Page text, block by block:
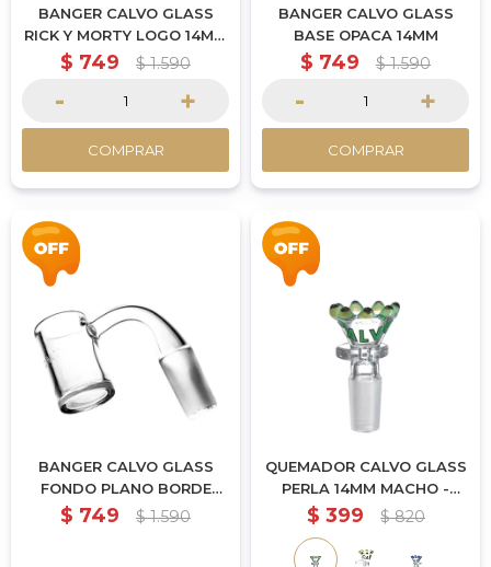
BANGER CALVO GLASS
RICK Y MORTY LOGO 14MM
MACHO
$ 749 $ 1.590
- +
COMPRAR
BANGER CALVO GLASS
BASE OPACA 14MM
$ 749 $ 1.590
- +
COMPRAR
BANGER CALVO GLASS
FONDO PLANO BORDE
BISEL 14MM MACHO
$ 749 $ 1.590
QUEMADOR CALVO GLASS
PERLA 14MM MACHO -
VERDE
$ 399 $ 820